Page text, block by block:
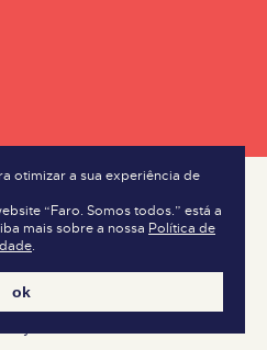
otimizar a sua experiência de
“Faro. Somos todos.” está a
mais sobre a nossa Política de
.
ok
by kobu